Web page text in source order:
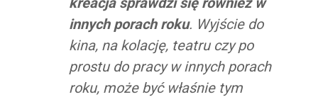
innych porach roku. Wyjście do
kina, na kolację, teatru czy po
prostu do pracy w innych porach
roku, może być właśnie tym